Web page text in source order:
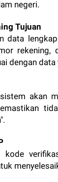
negeri.
Tujuan
data
rekening,
dengan
akan
kode